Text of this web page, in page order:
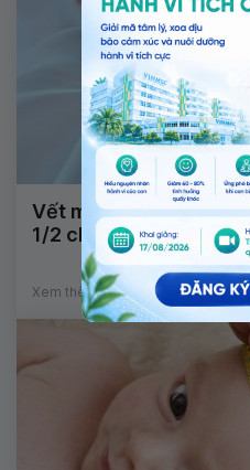
Vết mổ đẻ lồi lên do
1/2 chỉ khâu còn sót
Xem thêm